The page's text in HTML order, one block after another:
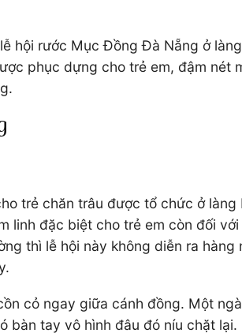
hội rước Mục Đồng Đà Nẵng ở
phục dựng cho trẻ em, đậm nét
trẻ chăn trâu được tổ chức ở
linh đặc biệt cho trẻ em còn đối
thì lễ hội này không diễn ra
cỏ ngay giữa cánh đồng. Một
tay vô hình đâu đó níu chặt